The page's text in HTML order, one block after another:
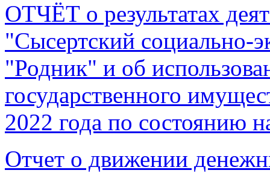
ОТЧЁТ о результатах
"Сысертский социально-
"Родник" и об
государственного
2022 года по состоянию
Отчет о движении